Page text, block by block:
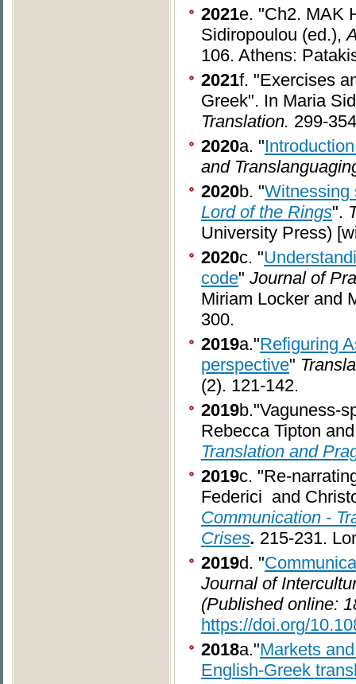
2021e. "Ch2. MAK
Sidiropoulou (ed.),
106. Athens:
2021f. "Exercises
Greek". In Maria
Translation. 299-
2020a. "
and
2020b. "Witnessing
Lord of the Rings".
University Press)
2020c. "
code" Journal of
Miriam Locker and
300.
2019a."Refiguring
perspective"
(2). 121-142.
2019b."Vaguness-
Rebecca Tipton
Translation and
2019c. "Re-
Federici and
Communication -
Crises. 215-231.
2019d. "
Journal of
(Published online:
https://doi.org/
2018a."Markets
English-Greek